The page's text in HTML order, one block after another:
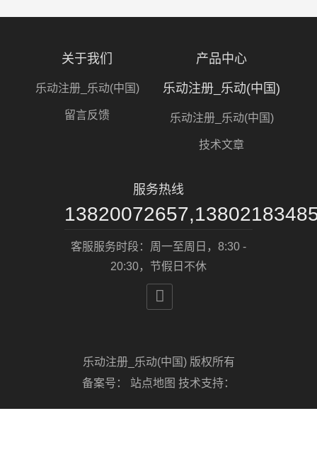
关于我们
乐动注册_乐动(中国)
留言反馈
产品中心
乐动注册_乐动(中国)
乐动注册_乐动(中国)
技术文章
服务热线
客服服务时段：周一至周日，8:30 -
20:30，节假日不休

乐动注册_乐动(中国) 版权所有
备案号： 站点地图 技术支持：